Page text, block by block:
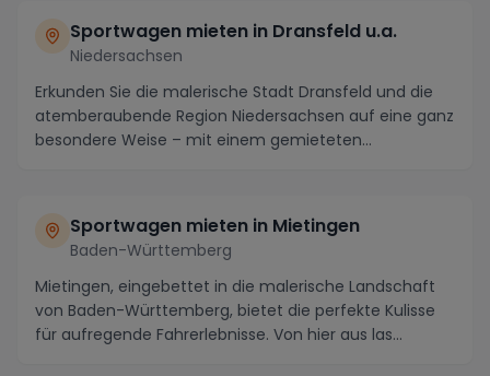
Sportwagen mieten in Dransfeld u.a.
Niedersachsen
Erkunden Sie die malerische Stadt Dransfeld und die
atemberaubende Region Niedersachsen auf eine ganz
besondere Weise – mit einem gemieteten
Sportwagen mieten in Mietingen
Baden-Württemberg
Mietingen, eingebettet in die malerische Landschaft
von Baden-Württemberg, bietet die perfekte Kulisse
für aufregende Fahrerlebnisse. Von hier aus las...